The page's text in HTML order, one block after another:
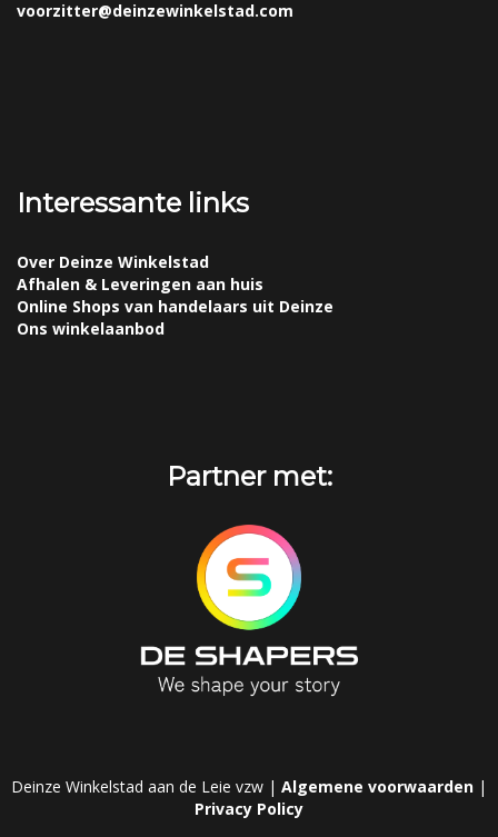
voorzitter@deinzewinkelstad.com
Interessante links
Over Deinze Winkelstad
Afhalen & Leveringen aan huis
Online Shops van handelaars uit Deinze
Ons winkelaanbod
Partner met:
Deinze Winkelstad aan de Leie vzw | Algemene voorwaarden |
Privacy Policy